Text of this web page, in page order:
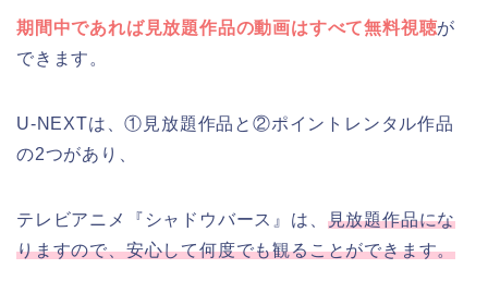
期間中であれば見放題作品の動画はすべて無料視聴が
できます。
U-NEXTは、①見放題作品と②ポイントレンタル作品
の2つがあり、
テレビアニメ『シャドウバース』は、 見放題作品にな
りますので、安心して何度でも観ることができます。